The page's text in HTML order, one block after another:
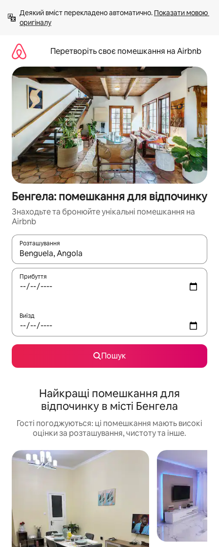
вмісту
Деякий вміст перекладено автоматично. Показати мовою
оригіналу
Перетворіть своє помешкання на Airbnb
Бенгела: помешкання для відпочинку
Знаходьте та бронюйте унікальні помешкання на
Airbnb
Розташування
Отримавши результати пошуку, використовуйте для
Прибуття
Виїзд
Пошук
Найкращі помешкання для
відпочинку в місті Бенгела
Гості погоджуються: ці помешкання мають високі
оцінки за розташування, чистоту та інше.